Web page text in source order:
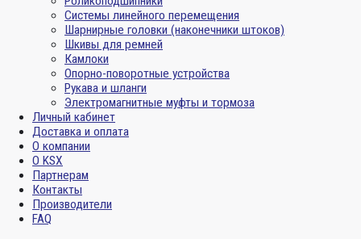
Системы линейного перемещения
Шарнирные головки (наконечники штоков)
Шкивы для ремней
Камлоки
Опорно-поворотные устройства
Рукава и шланги
Электромагнитные муфты и тормоза
Личный кабинет
Доставка и оплата
О компании
О KSX
Партнерам
Контакты
Производители
FAQ